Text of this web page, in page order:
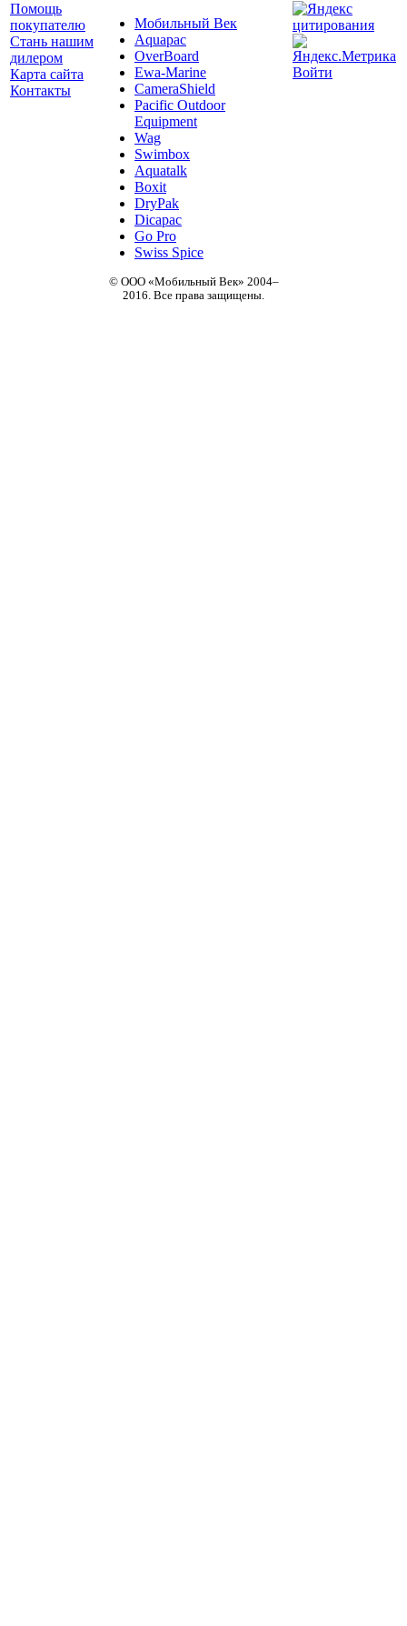
Помощь
покупателю
Стань нашим
дилером
Карта сайта
Контакты
Мобильный Век
Aquapac
OverBoard
Ewa-Marine
CameraShield
Pacific Outdoor
Equipment
Wag
Swimbox
Aquatalk
Boxit
DryPak
Dicapac
Go Pro
Swiss Spice
© ООО «Мобильный Век» 2004–
2016. Все права защищены.
Войти